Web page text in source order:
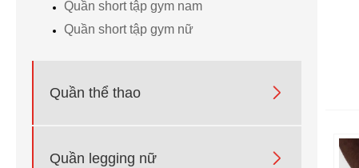
Quần short tập gym nam
Quần short tập gym nữ
Quần thể thao 
Quần legging nữ 